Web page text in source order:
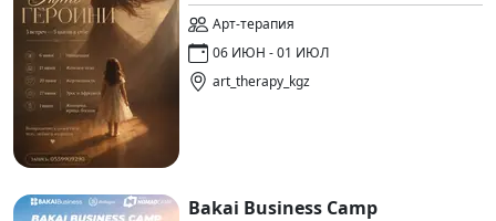
Арт-терапия
06 ИЮН - 01 ИЮЛ
art_therapy_kgz
Bakai Business Camp